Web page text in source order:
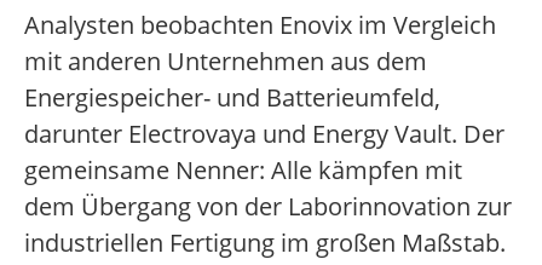
Analysten beobachten Enovix im Vergleich
mit anderen Unternehmen aus dem
Energiespeicher- und Batterieumfeld,
darunter Electrovaya und Energy Vault. Der
gemeinsame Nenner: Alle kämpfen mit
dem Übergang von der Laborinnovation zur
industriellen Fertigung im großen Maßstab.